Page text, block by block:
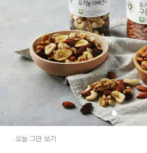
오늘 그만 보기